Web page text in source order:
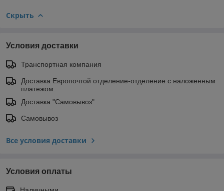
Скрыть
Условия доставки
Транспортная компания
Доставка Европочтой отделение-отделение с наложенным
платежом.
Доставка "Самовывоз"
Самовывоз
Все условия доставки
Условия оплаты